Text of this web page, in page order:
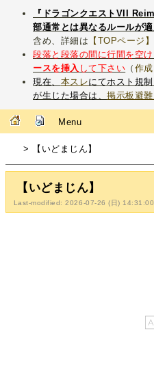
『ドラゴンクエストVII
部通常とは異なるルールが適
含め、詳細は 【TOPページ】
段落と段落の間に行間を空け
ースを挿入 して下さい （ 作
現在、 本スレにてホスト規
が生じた場合は、掲示板避
Menu
> 【いどまじん】
【いどまじん】
Last-modified: 2026-07-26 (日) 14:31:00